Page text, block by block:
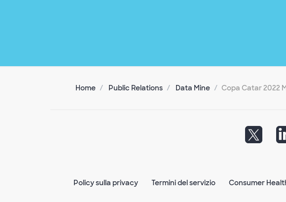
Home Public Relations Data Mine Copa Catar 2022
Policy sulla privacy Termini del servizio Consumer